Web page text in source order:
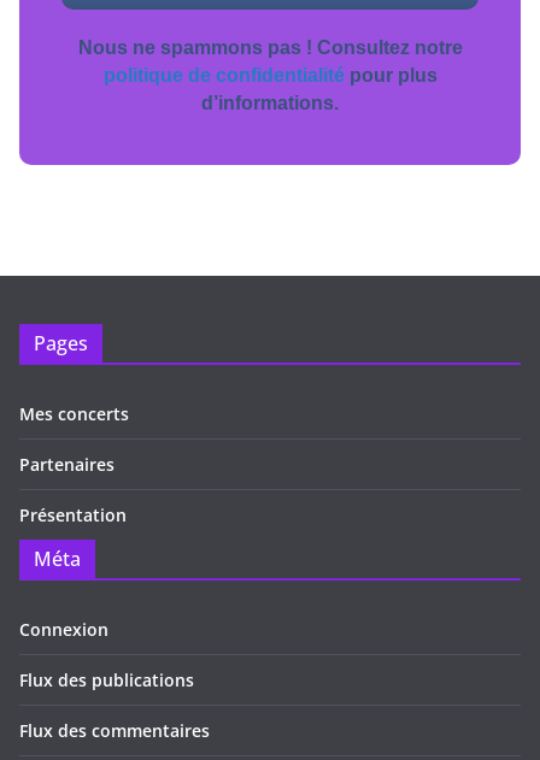
Nous ne spammons pas ! Consultez notre
politique de confidentialitépour plus
d’informations.
Pages
Mes concerts
Partenaires
Présentation
Méta
Connexion
Flux des publications
Flux des commentaires